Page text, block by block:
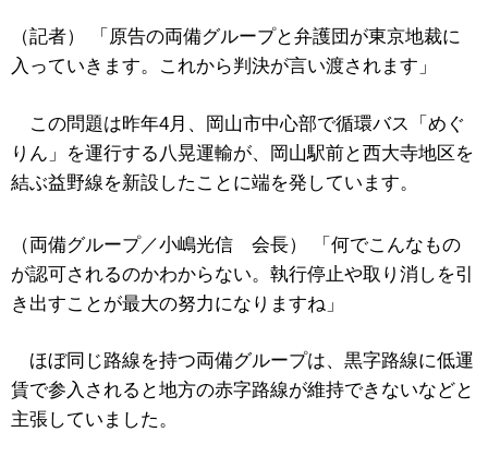
（記者） 「原告の両備グループと弁護団が東京地裁に
入っていきます。これから判決が言い渡されます」
この問題は昨年4月、岡山市中心部で循環バス「めぐ
りん」を運行する八晃運輸が、岡山駅前と西大寺地区を
結ぶ益野線を新設したことに端を発しています。
（両備グループ／小嶋光信 会長） 「何でこんなもの
が認可されるのかわからない。執行停止や取り消しを引
き出すことが最大の努力になりますね」
ほぼ同じ路線を持つ両備グループは、黒字路線に低運
賃で参入されると地方の赤字路線が維持できないなどと
主張していました。